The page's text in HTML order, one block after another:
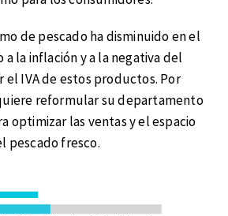
de pescado ha disminuido en el
la inflación y a la negativa del
el IVA de estos productos. Por
reformular su departamento
optimizar las ventas y el espacio
pescado fresco.